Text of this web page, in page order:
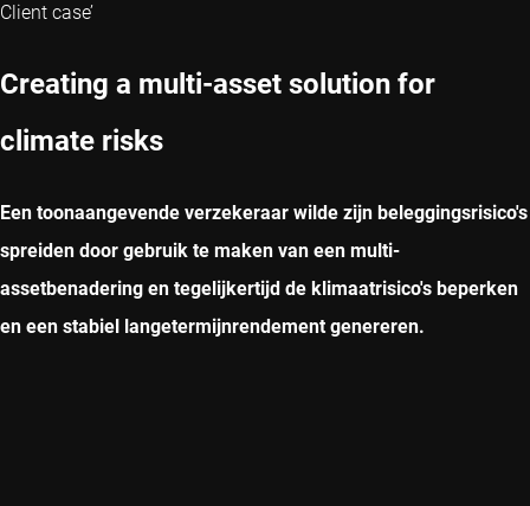
Client case’
Creating a multi-asset solution for
climate risks
Een toonaangevende verzekeraar wilde zijn beleggingsrisico's
spreiden door gebruik te maken van een multi-
assetbenadering en tegelijkertijd de klimaatrisico's beperken
en een stabiel langetermijnrendement genereren.